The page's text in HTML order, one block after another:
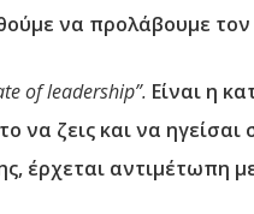
να προλάβουμε
of leadership”. Είναι η
να ζεις και να
έρχεται αντιμέτωπη